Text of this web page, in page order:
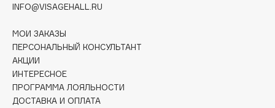
Clarins Precious
Clinique
Clive Christian
Club De Nuit
Collagenina
Consly
INFO@VISAGEHALL.RU
МОИ ЗАКАЗЫ
ПЕРСОНАЛЬНЫЙ КОНСУЛЬТАНТ
АКЦИИ
ИНТЕРЕСНОЕ
ПРОГРАММА ЛОЯЛЬНОСТИ
ДОСТАВКА И ОПЛАТА